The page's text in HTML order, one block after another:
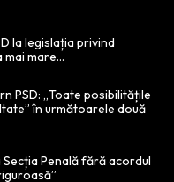
la legislația privind
mai mare…
PSD: „Toate posibilitățile
în următoarele două
Penală fără acordul